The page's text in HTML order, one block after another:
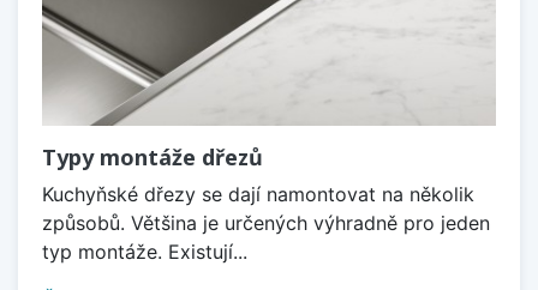
Typy montáže dřezů
Kuchyňské dřezy se dají namontovat na několik
způsobů. Většina je určených výhradně pro jeden
typ montáže. Existují...